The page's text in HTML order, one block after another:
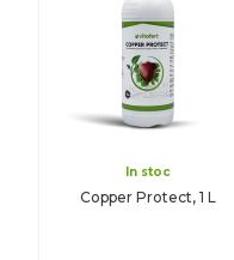
In stoc
Copper Protect, 1 L